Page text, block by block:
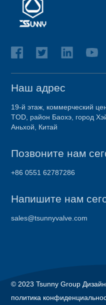
Наш адрес
19-й этаж, коммерческий
TOD, район Баохэ, город
Аньхой, Китай
Позвоните нам
+86 0551 62787286
Напишите нам
sales@tsunnyvalve.com
© 2023 Tsunny Group
политика